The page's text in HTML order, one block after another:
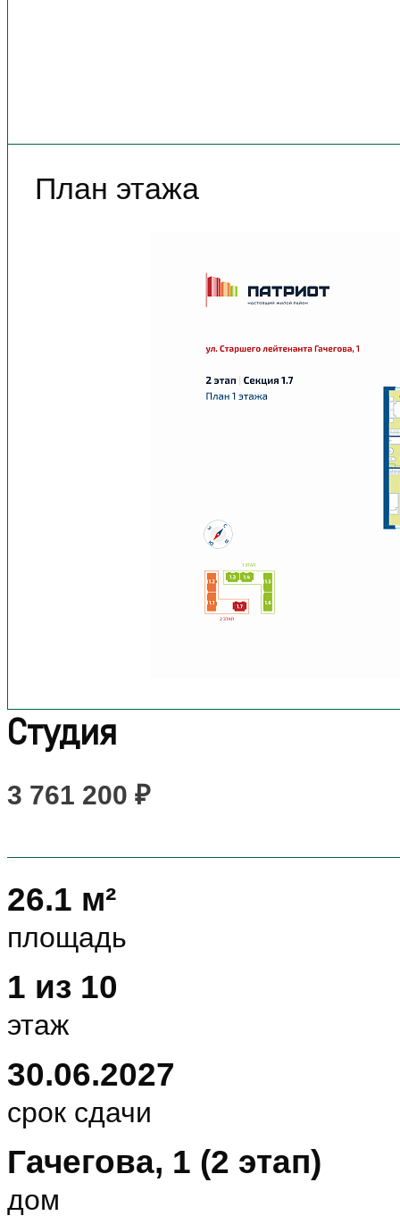
План этажа
Студия
3 761 200 ₽
26.1 м²
площадь
1 из 10
этаж
30.06.2027
срок сдачи
Гачегова, 1 (2 этап)
дом